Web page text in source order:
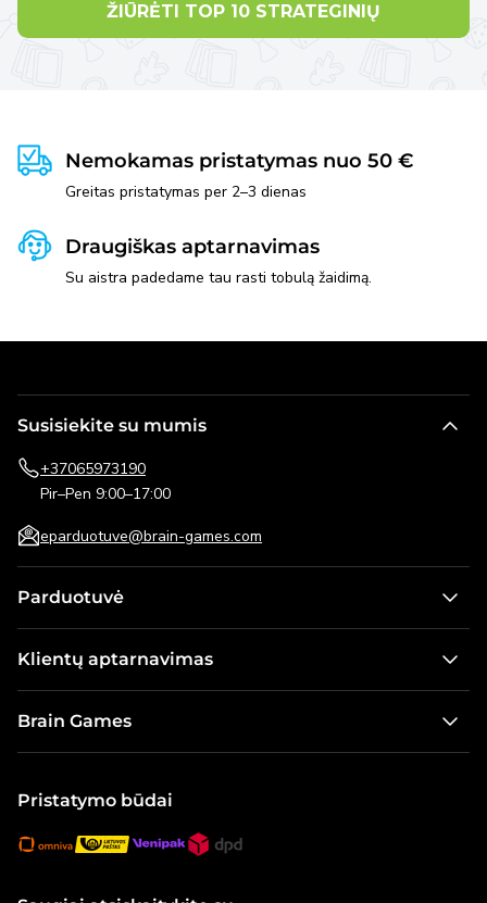
ŽIŪRĖTI TOP 10 STRATEGINIŲ
Nemokamas pristatymas nuo 50 €
Greitas pristatymas per 2–3 dienas
Draugiškas aptarnavimas
Su aistra padedame tau rasti tobulą žaidimą.
Susisiekite su mumis
+37065973190
Pir–Pen 9:00–17:00
eparduotuve@brain-games.com
Parduotuvė
Žaidimai vaikams
Modeliai ir konstruktoriai
Visos prekės
Klientų aptarnavimas
Pristatymo informacija
Dovanų kortelė
Brain Games
Naujienos
Žaidimų taisyklės
Pristatymo būdai